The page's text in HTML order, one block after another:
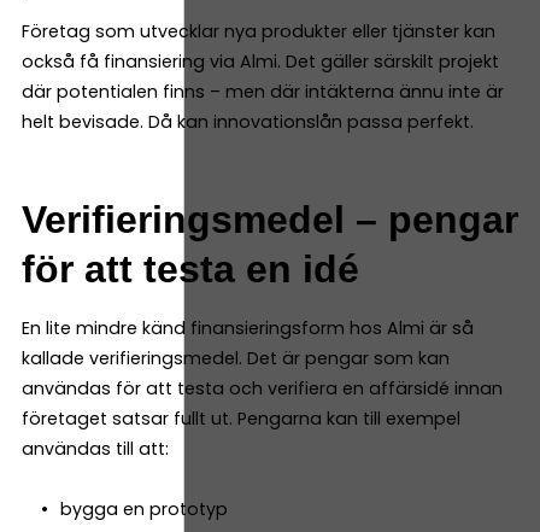
Företag som utvecklar nya produkter eller tjänster kan
också få finansiering via Almi. Det gäller särskilt projekt
där potentialen finns – men där intäkterna ännu inte är
helt bevisade. Då kan innovationslån passa perfekt.
Verifieringsmedel – pengar
för att testa en idé
En lite mindre känd finansieringsform hos Almi är så
kallade verifieringsmedel. Det är pengar som kan
användas för att testa och verifiera en affärsidé innan
företaget satsar fullt ut. Pengarna kan till exempel
användas till att:
bygga en prototyp